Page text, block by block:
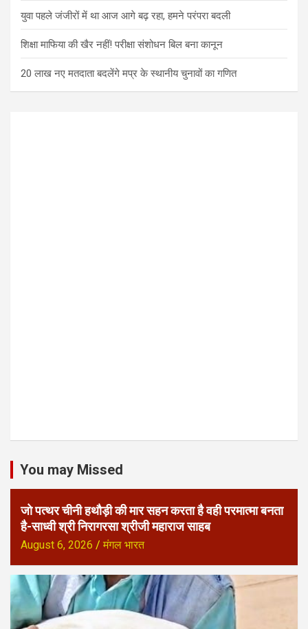
युवा पहले जंजीरों में था आज आगे बढ़ रहा, हमने परंपरा बदली
शिक्षा माफिया की खैर नहीं! परीक्षा संशोधन बिल बना कानून
20 लाख नए मतदाता बदलेंगे मप्र के स्थानीय चुनावों का गणित
You may Missed
जो पत्थर चीनी हथौड़ी की मार सहन करता है वही परमात्मा बनता
है-साध्वी श्री निरागरसा श्रीजी महाराज साहब
August 6, 2026 मंगल भारत